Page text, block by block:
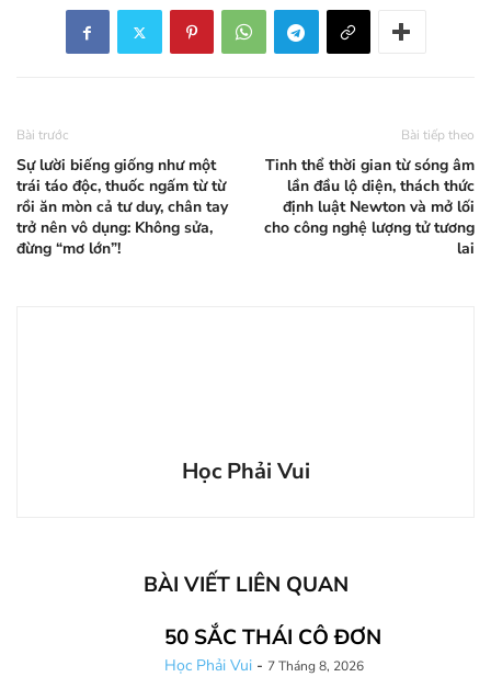
Bài trước
Sự lười biếng giống như một
trái táo độc, thuốc ngấm từ từ
rồi ăn mòn cả tư duy, chân tay
trở nên vô dụng: Không sửa,
đừng “mơ lớn”!
Bài tiếp theo
Tinh thể thời gian từ sóng âm
lần đầu lộ diện, thách thức
định luật Newton và mở lối
cho công nghệ lượng tử tương
lai
Học Phải Vui
BÀI VIẾT LIÊN QUAN
50 SẮC THÁI CÔ ĐƠN
Học Phải Vui - 7 Tháng 8, 2026